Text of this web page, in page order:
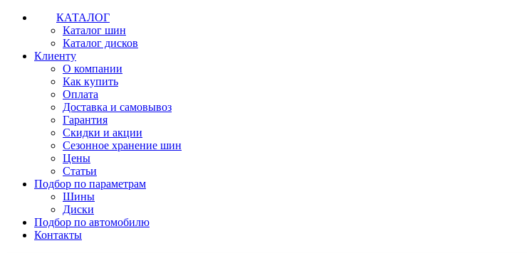
КАТАЛОГ
Каталог шин
Каталог дисков
Клиенту
О компании
Как купить
Оплата
Доставка и самовывоз
Гарантия
Скидки и акции
Сезонное хранение шин
Цены
Статьи
Подбор по параметрам
Шины
Диски
Подбор по автомобилю
Контакты